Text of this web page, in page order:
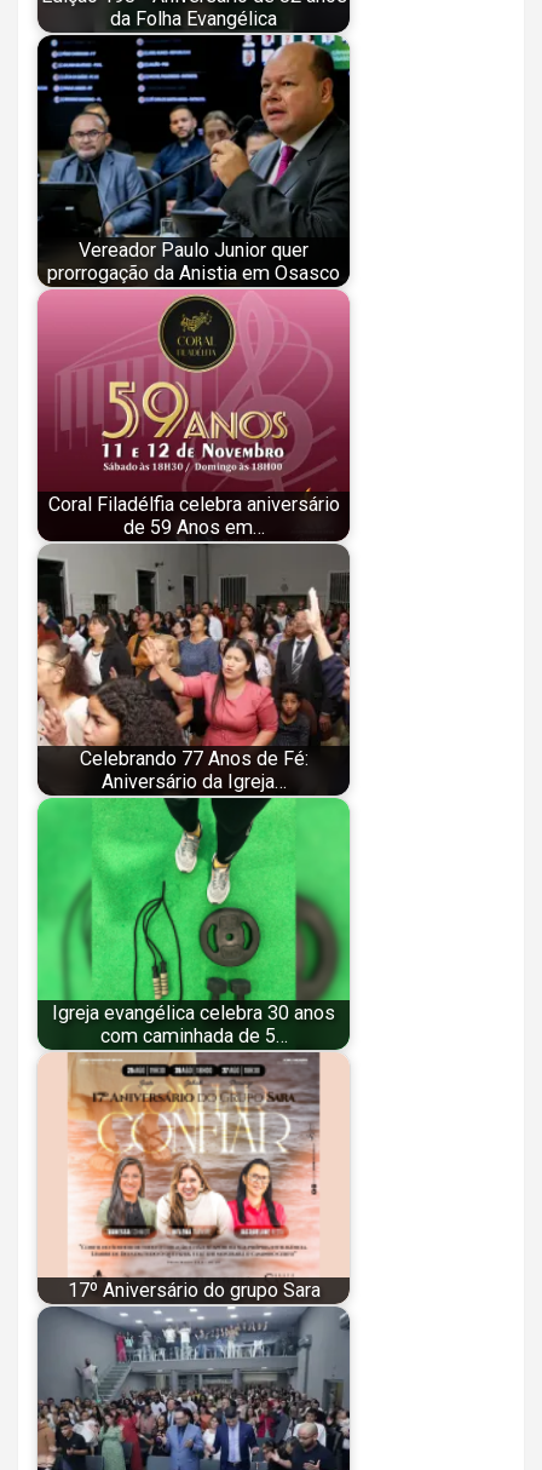
da Folha Evangélica
Vereador Paulo Junior quer
prorrogação da Anistia em Osasco
Coral Filadélfia celebra aniversário
de 59 Anos em…
Celebrando 77 Anos de Fé:
Aniversário da Igreja…
Igreja evangélica celebra 30 anos
com caminhada de 5…
17º Aniversário do grupo Sara